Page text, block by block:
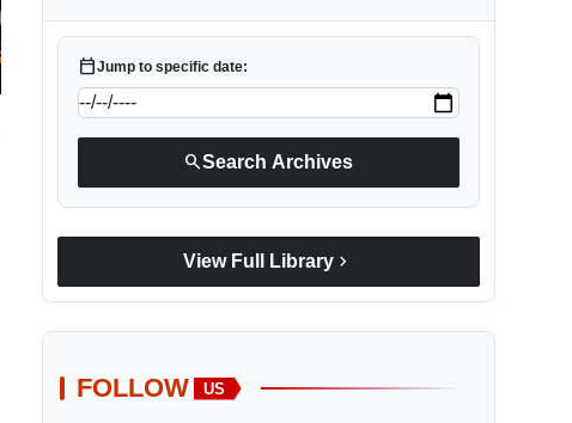
calendar_todayJump to specific date:
searchSearch Archives
View Full Library chevron_right
FOLLOW US